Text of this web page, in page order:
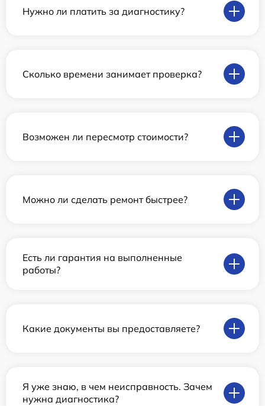
Нужно ли платить за диагностику?
Сколько времени занимает проверка?
Возможен ли пересмотр стоимости?
Можно ли сделать ремонт быстрее?
Есть ли гарантия на выполненные
работы?
Какие документы вы предоставляете?
Я уже знаю, в чем неисправность. Зачем
нужна диагностика?